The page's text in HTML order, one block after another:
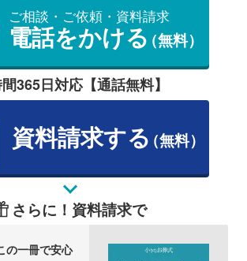
ご相談・ご依頼・資料請求
電話をかける（無料）
365日対応【通話無料】
資料請求する（無料）
さらに！資料請求で
の一冊で安心